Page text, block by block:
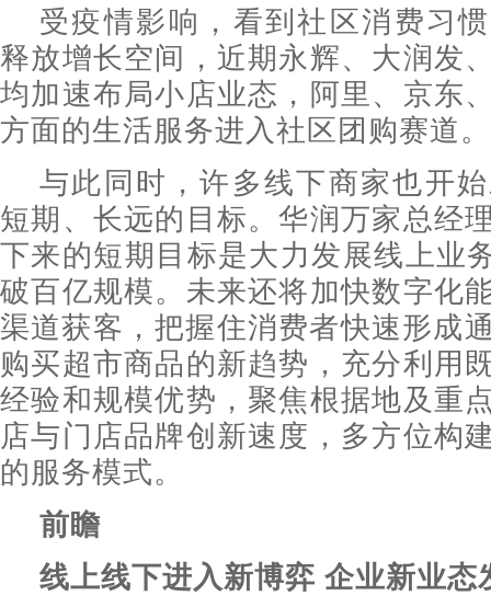
受疫情影响，看到社区消费习
释放增长空间，近期永辉、大润发
均加速布局小店业态，阿里、京东
方面的生活服务进入社区团购赛道。
与此同时，许多线下商家也开
短期、长远的目标。华润万家总经
下来的短期目标是大力发展线上业
破百亿规模。未来还将加快数字化
渠道获客，把握住消费者快速形成
购买超市商品的新趋势，充分利用
经验和规模优势，聚焦根据地及重
店与门店品牌创新速度，多方位构
的服务模式。
前瞻
线上线下进入新博弈 企业新业态